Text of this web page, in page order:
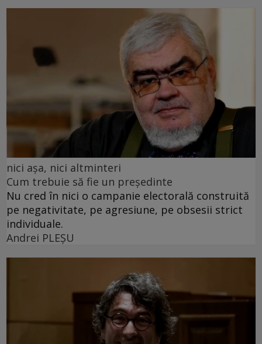
nici așa, nici altminteri
Cum trebuie să fie un președinte
Nu cred în nici o campanie electorală construită
pe negativitate, pe agresiune, pe obsesii strict
individuale.
Andrei PLEŞU